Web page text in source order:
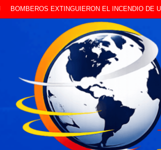
LA POLICÍA INVESTIGA ROBO A CAMBISTA